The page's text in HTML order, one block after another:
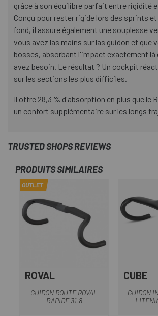
grâce à son équilibre parfait entre rigidité
Conçu pour rester rigide lors des sprints
fond, il assure également une souplesse
vous avez las mains sur las guidon et que
bosses, absorbant l'impact exactement là
avez besoin. Le résultat ? Un cockpit
sur les sections les plus difficiles.
Il offre 28,3 % d'absorption en plus que le
un confort supplémentaire sur les longs
TRUSTED SHOPS REVIEWS
PRODUITS SIMILAIRES
OUTLET
ROVAL
GUIDON ROUTE ROVAL
RAPIDE 31.8
CUBE
GUIDON